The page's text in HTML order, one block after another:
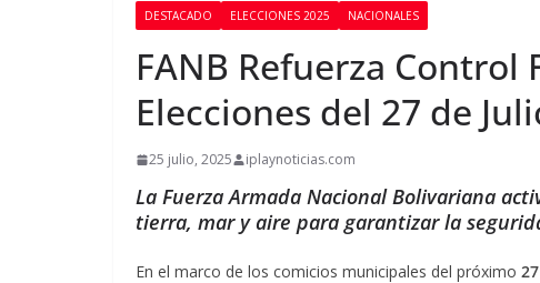
DESTACADO ELECCIONES 2025 NACIONALES
FANB Refuerza
Elecciones del 27 de
25 julio, 2025 iplaynoticias.com
La Fuerza Armada Nacional Bolivariana
tierra, mar y aire para garantizar la
En el marco de los comicios municipales del próximo